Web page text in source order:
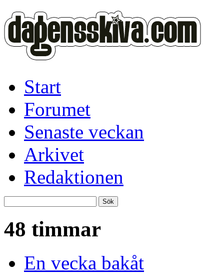
Start
Forumet
Senaste veckan
Arkivet
Redaktionen
48 timmar
En vecka bakåt